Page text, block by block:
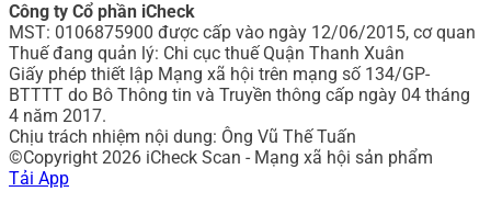
Công ty Cổ phần iCheck
MST: 0106875900 được cấp vào ngày 12/06/2015, cơ quan
Thuế đang quản lý: Chi cục thuế Quận Thanh Xuân
Giấy phép thiết lập Mạng xã hội trên mạng số 134/GP-
BTTTT do Bô Thông tin và Truyền thông cấp ngày 04 tháng
4 năm 2017.
Chịu trách nhiệm nội dung: Ông Vũ Thế Tuấn
©Copyright 2026 iCheck Scan - Mạng xã hội sản phẩm
Tải App